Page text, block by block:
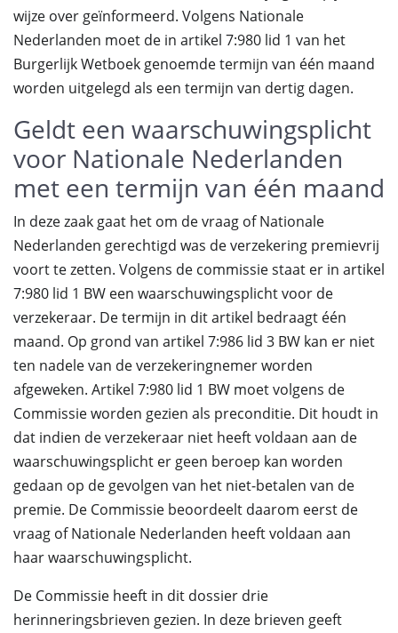
wijze over geïnformeerd. Volgens Nationale
Nederlanden moet de in artikel 7:980 lid 1 van het
Burgerlijk Wetboek genoemde termijn van één maand
worden uitgelegd als een termijn van dertig dagen.
Geldt een waarschuwingsplicht
voor Nationale Nederlanden
met een termijn van één maand
In deze zaak gaat het om de vraag of Nationale
Nederlanden gerechtigd was de verzekering premievrij
voort te zetten. Volgens de commissie staat er in artikel
7:980 lid 1 BW een waarschuwingsplicht voor de
verzekeraar. De termijn in dit artikel bedraagt één
maand. Op grond van artikel 7:986 lid 3 BW kan er niet
ten nadele van de verzekeringnemer worden
afgeweken. Artikel 7:980 lid 1 BW moet volgens de
Commissie worden gezien als preconditie. Dit houdt in
dat indien de verzekeraar niet heeft voldaan aan de
waarschuwingsplicht er geen beroep kan worden
gedaan op de gevolgen van het niet-betalen van de
premie. De Commissie beoordeelt daarom eerst de
vraag of Nationale Nederlanden heeft voldaan aan
haar waarschuwingsplicht.
De Commissie heeft in dit dossier drie
herinneringsbrieven gezien. In deze brieven geeft